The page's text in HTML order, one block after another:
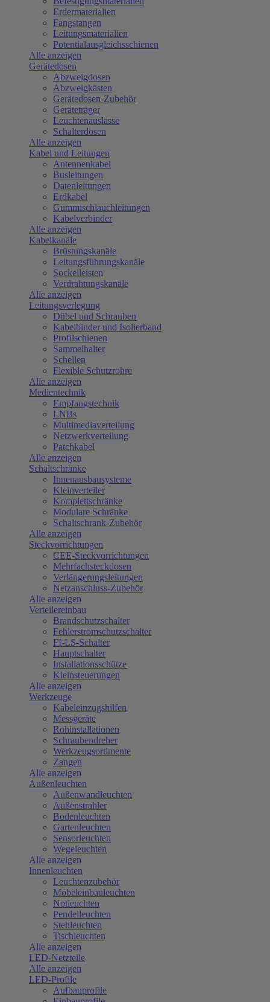
Erdermaterialien
Fangstangen
Leitungsmaterialien
Potentialausgleichsschienen
Alle anzeigen
Gerätedosen
Abzweigdosen
Abzweigkästen
Gerätedosen-Zubehör
Geräteträger
Leuchtenauslässe
Schalterdosen
Alle anzeigen
Kabel und Leitungen
Antennenkabel
Busleitungen
Datenleitungen
Erdkabel
Gummischlauchleitungen
Kabelverbinder
Alle anzeigen
Kabelkanäle
Brüstungskanäle
Leitungsführungskanäle
Sockelleisten
Verdrahtungskanäle
Alle anzeigen
Leitungsverlegung
Dübel und Schrauben
Kabelbinder und Isolierband
Profilschienen
Sammelhalter
Schellen
Flexible Schutzrohre
Alle anzeigen
Medientechnik
Empfangstechnik
LNBs
Multimediaverteilung
Netzwerkverteilung
Patchkabel
Alle anzeigen
Schaltschränke
Innenausbausysteme
Kleinverteiler
Komplettschränke
Modulare Schränke
Schaltschrank-Zubehör
Alle anzeigen
Steckvorrichtungen
CEE-Steckvorrichtungen
Mehrfachsteckdosen
Verlängerungsleitungen
Netzanschluss-Zubehör
Alle anzeigen
Verteilereinbau
Brandschutzschalter
Fehlerstromschutzschalter
FI-LS-Schalter
Hauptschalter
Installationsschütze
Kleinsteuerungen
Alle anzeigen
Werkzeuge
Kabeleinzugshilfen
Messgeräte
Rohinstallationen
Schraubendreher
Werkzeugsortimente
Zangen
Alle anzeigen
Außenleuchten
Außenwandleuchten
Außenstrahler
Bodenleuchten
Gartenleuchten
Sensorleuchten
Wegeleuchten
Alle anzeigen
Innenleuchten
Leuchtenzubehör
Möbeleinbauleuchten
Notleuchten
Pendelleuchten
Stehleuchten
Tischleuchten
Alle anzeigen
LED-Netzteile
Alle anzeigen
LED-Profile
Aufbauprofile